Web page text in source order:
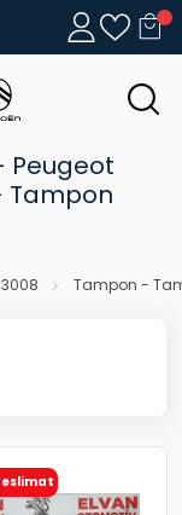
Peugeot
Tampon
3008 Tampon -